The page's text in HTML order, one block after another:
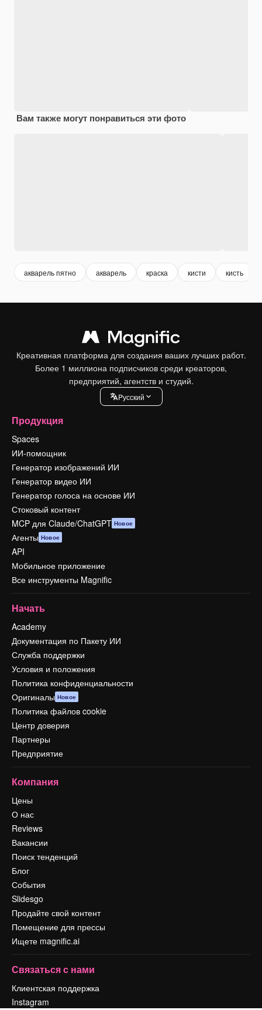
Вам также могут понравиться эти фото
акварель пятно акварель краска кисти кисть
Креативная платформа для создания ваших лучших работ.
Более 1 миллиона подписчиков среди креаторов,
предприятий, агентств и студий.
Pусский
Продукция
Spaces
ИИ-помощник
Генератор изображений ИИ
Генератор видео ИИ
Генератор голоса на основе ИИ
Стоковый контент
MCP для Claude/ChatGPT Новое
Агенты Новое
API
Мобильное приложение
Все инструменты Magnific
Начать
Academy
Документация по Пакету ИИ
Служба поддержки
Условия и положения
Политика конфиденциальности
Оригиналы Новое
Политика файлов cookie
Центр доверия
Партнеры
Предприятие
Компания
Цены
О нас
Reviews
Вакансии
Поиск тенденций
Блог
События
Slidesgo
Продайте свой контент
Помещение для прессы
Ищете magnific.ai
Связаться с нами
Клиентская поддержка
Instagram